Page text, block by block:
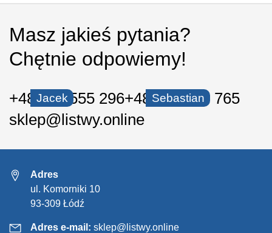
Masz jakieś pytania?
Chętnie odpowiemy!
Jacek
+48 535 555 296 Sebastian
+48 530 550 765
sklep@listwy.online
Adres
ul. Komorniki 10
93-309 Łódź
Adres e-mail: sklep@listwy.online